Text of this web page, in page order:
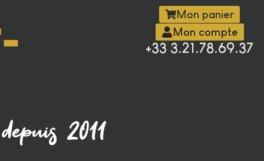
2011
Mon panier
Mon compte
+33 3.21.78.69.37